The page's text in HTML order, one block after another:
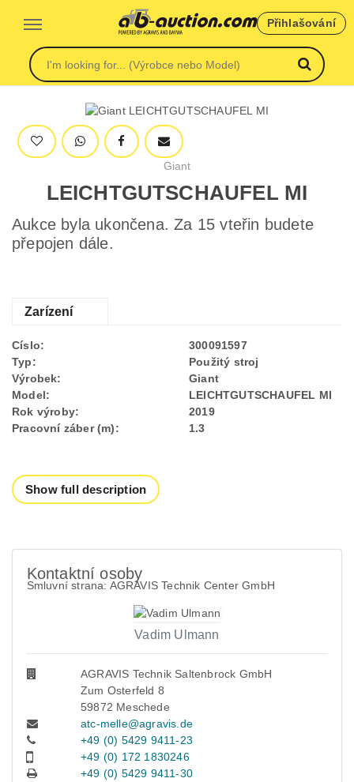
Přihlašování
Giant
LEICHTGUTSCHAUFEL MI
Aukce byla ukončena. Za 15 vteřin budete
přepojen dále.
Zarízení
Císlo:
300091597
Typ:
Použitý stroj
Výrobek:
Giant
Model:
LEICHTGUTSCHAUFEL MI
Rok výroby:
2019
Pracovní záber (m):
1.3
Show full description
Kontaktní osoby
Smluvní strana: AGRAVIS Technik Center GmbH
Vadim Ulmann
AGRAVIS Technik Saltenbrock GmbH
Zum Osterfeld 8
59872 Meschede
atc-melle@agravis.de
+49 (0) 5429 9411-23
+49 (0) 172 1830246
+49 (0) 5429 9411-30